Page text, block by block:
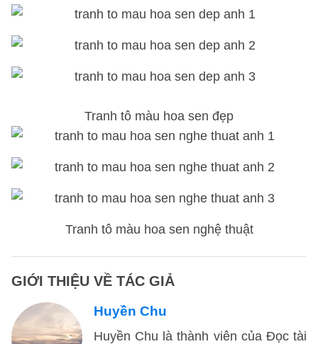
Tranh tô màu hoa sen đẹp
Tranh tô màu hoa sen nghệ thuật
GIỚI THIỆU VỀ TÁC GIẢ
Huyền Chu
Huyền Chu là thành viên của Đọc tài